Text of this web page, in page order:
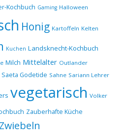
Kochbuch Gaming Halloween
Honig Kartoffeln Kelten
Kuchen Landsknecht-Kochbuch
Milch Mittelalter Outlander
Saeta Godetide Sahne Sariann Lehrer
vegetarisch Volker
Zauberhafte Küche
Zwiebeln